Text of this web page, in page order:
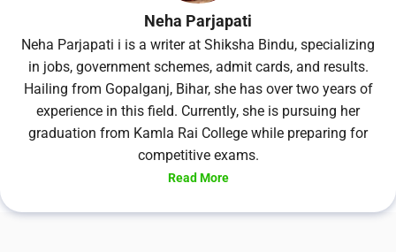
Neha Parjapati
Neha Parjapati i is a writer at Shiksha Bindu, specializing
in jobs, government schemes, admit cards, and results.
Hailing from Gopalganj, Bihar, she has over two years of
experience in this field. Currently, she is pursuing her
graduation from Kamla Rai College while preparing for
competitive exams.
Read More